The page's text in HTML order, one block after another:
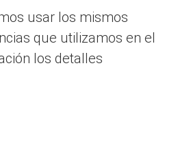
usar los mismos
que utilizamos en el
los detalles